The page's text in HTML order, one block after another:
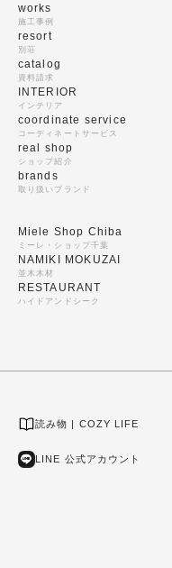
works
施工事例
resort
別荘
catalog
資料請求
INTERIOR
インテリア
coordinate service
コーディネートサービス
real shop
ショップ紹介
brands
取り扱いブランド
Miele Shop Chiba
ミーレ・ショップ千葉
NAMIKI MOKUZAI
並木木材
RESTAURANT
ハイドアンドシーク
読み物 | COZY LIFE
LINE 公式アカウント